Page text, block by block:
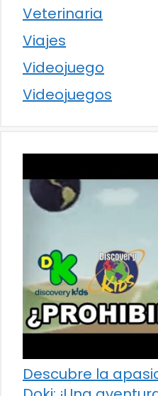
Veterinaria
Viajes
Videojuego
Videojuegos
Descubre la